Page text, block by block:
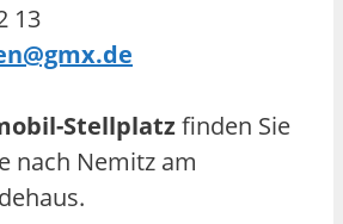
13
Stellplatzfinden Sie
nach Nemitz am